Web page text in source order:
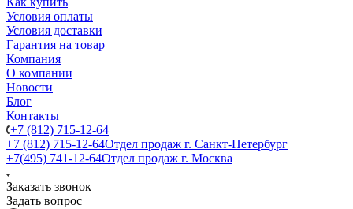
Условия оплаты
Условия доставки
Гарантия на товар
Компания
О компании
Новости
Блог
Контакты
+7 (812) 715-12-64
+7 (812) 715-12-64Отдел продаж г. Санкт-Петербург
+7(495) 741-12-64Отдел продаж г. Москва
Заказать звонок
Задать вопрос